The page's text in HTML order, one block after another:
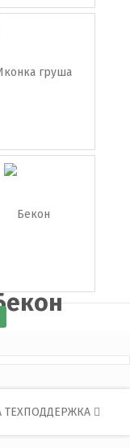
груша
ТЕХПОДДЕРЖКА